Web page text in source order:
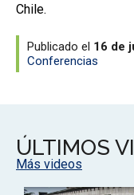
Chile.
Publicado el 16 de
Conferencias
ÚLTIMOS
Más videos